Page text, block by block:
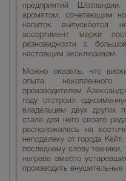
предприятий
ароматом, сочетающим
напиток выпускается
ассортимент марки
разновидности с
настоящим эксклюзивом.
Можно сказать, что
опыта, накопленного
производителем
году отстроил
владельцем двух других
стала для него своего
расположилась на
неподалеку от города
последнему слову техники,
нагрева вместо
производить